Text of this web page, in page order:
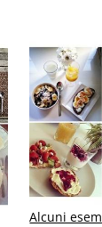
Alcuni